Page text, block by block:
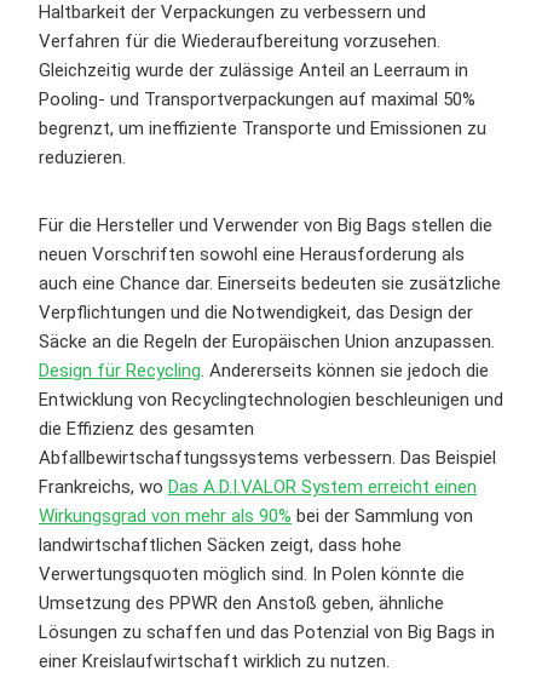
Haltbarkeit der Verpackungen zu verbessern und
Verfahren für die Wiederaufbereitung vorzusehen.
Gleichzeitig wurde der zulässige Anteil an Leerraum in
Pooling- und Transportverpackungen auf maximal 50%
begrenzt, um ineffiziente Transporte und Emissionen zu
reduzieren.
Für die Hersteller und Verwender von Big Bags stellen die
neuen Vorschriften sowohl eine Herausforderung als
auch eine Chance dar. Einerseits bedeuten sie zusätzliche
Verpflichtungen und die Notwendigkeit, das Design der
Säcke an die Regeln der Europäischen Union anzupassen.
Design für Recycling. Andererseits können sie jedoch die
Entwicklung von Recyclingtechnologien beschleunigen und
die Effizienz des gesamten
Abfallbewirtschaftungssystems verbessern. Das Beispiel
Frankreichs, wo Das A.D.I.VALOR System erreicht einen
Wirkungsgrad von mehr als 90% bei der Sammlung von
landwirtschaftlichen Säcken zeigt, dass hohe
Verwertungsquoten möglich sind. In Polen könnte die
Umsetzung des PPWR den Anstoß geben, ähnliche
Lösungen zu schaffen und das Potenzial von Big Bags in
einer Kreislaufwirtschaft wirklich zu nutzen.